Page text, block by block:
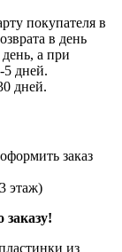
покупателя в
в день
а при
5 дней.
дней.
заказ
этаж)
заказу!
из